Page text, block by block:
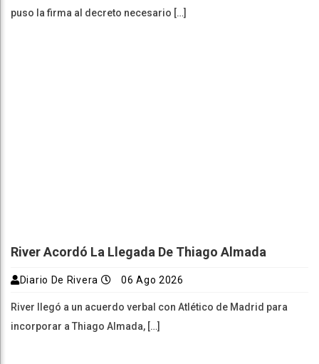
puso la firma al decreto necesario […]
River Acordó La Llegada De Thiago Almada
Diario De Rivera 06 Ago 2026
River llegó a un acuerdo verbal con Atlético de Madrid para
incorporar a Thiago Almada, […]